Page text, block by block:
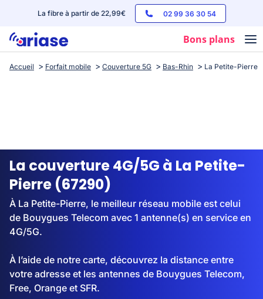
La fibre à partir de 22,99€ 02 99 36 30 54
Bons plans
Box internet
Streaming
Accueil Forfait mobile Couverture 5G Bas-Rhin La Petite-Pierre
La couverture 4G/5G à La Petite-
Pierre (67290)
À La Petite-Pierre, le meilleur réseau mobile est celui
de Bouygues Telecom avec 1 antenne(s) en service en
4G/5G.
À l’aide de notre carte, découvrez la distance entre
votre adresse et les antennes de Bouygues Telecom,
Free, Orange et SFR.